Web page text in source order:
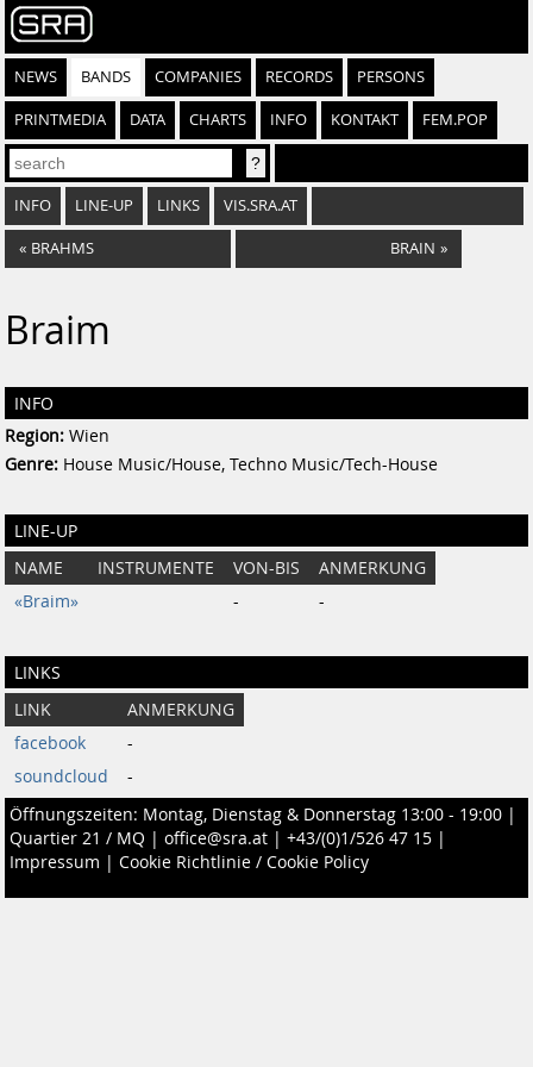
NEWS BANDS COMPANIES RECORDS PERSONS
PRINTMEDIA DATA CHARTS INFO KONTAKT FEM.POP
INFO LINE-UP LINKS VIS.SRA.AT
« BRAHMS BRAIN »
Braim
INFO
Region: Wien
Genre: House Music/House, Techno Music/Tech-House
LINE-UP
NAME INSTRUMENTE VON-BIS
ANMERKUNG
«Braim»
- -
LINKS
LINK
ANMERKUNG
facebook
-
soundcloud
-
Öffnungszeiten: Montag, Dienstag & Donnerstag 13:00 - 19:00 |
Quartier 21 / MQ | office@sra.at | +43/(0)1/526 47 15 |
Impressum | Cookie Richtlinie / Cookie Policy